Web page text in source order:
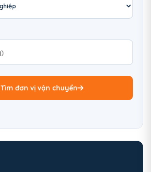
Tìm đơn vị vận chuyển